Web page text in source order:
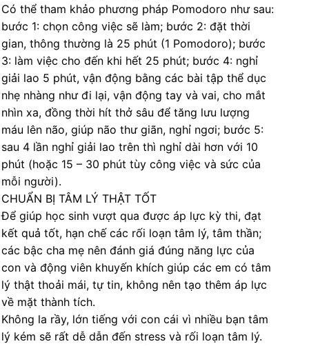
Có thể tham khảo phương pháp Pomodoro như sau:
bước 1: chọn công việc sẽ làm; bước 2: đặt thời
gian, thông thường là 25 phút (1 Pomodoro); bước
3: làm việc cho đến khi hết 25 phút; bước 4: nghỉ
giải lao 5 phút, vận động bằng các bài tập thể dục
nhẹ nhàng như đi lại, vận động tay và vai, cho mắt
nhìn xa, đồng thời hít thở sâu để tăng lưu lượng
máu lên não, giúp não thư giãn, nghỉ ngơi; bước 5:
sau 4 lần nghỉ giải lao trên thì nghỉ dài hơn với 10
phút (hoặc 15 – 30 phút tùy công việc và sức của
mỗi người).
CHUẨN BỊ TÂM LÝ THẬT TỐT
Để giúp học sinh vượt qua được áp lực kỳ thi, đạt
kết quả tốt, hạn chế các rối loạn tâm lý, tâm thần;
các bậc cha mẹ nên đánh giá đúng năng lực của
con và động viên khuyến khích giúp các em có tâm
lý thật thoải mái, tự tin, không nên tạo thêm áp lực
về mặt thành tích.
Không la rầy, lớn tiếng với con cái vì nhiều bạn tâm
lý kém sẽ rất dễ dẫn đến stress và rối loạn tâm lý.